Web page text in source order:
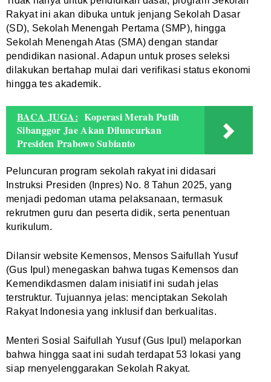
Rakyat ini akan dibuka untuk jenjang Sekolah Dasar
(SD), Sekolah Menengah Pertama (SMP), hingga
Sekolah Menengah Atas (SMA) dengan standar
pendidikan nasional. Adapun untuk proses seleksi
dilakukan bertahap mulai dari verifikasi status ekonomi
hingga tes akademik.
BACA JUGA: Koperasi Merah Putih
Sibanggor Jae Akan Diluncurkan
Presiden Prabowo Subianto
Peluncuran program sekolah rakyat ini didasari
Instruksi Presiden (Inpres) No. 8 Tahun 2025, yang
menjadi pedoman utama pelaksanaan, termasuk
rekrutmen guru dan peserta didik, serta penentuan
kurikulum.
Dilansir website Kemensos, Mensos Saifullah Yusuf
(Gus Ipul) menegaskan bahwa tugas Kemensos dan
Kemendikdasmen dalam inisiatif ini sudah jelas
terstruktur. Tujuannya jelas: menciptakan Sekolah
Rakyat Indonesia yang inklusif dan berkualitas.
Menteri Sosial Saifullah Yusuf (Gus lpul) melaporkan
bahwa hingga saat ini sudah terdapat 53 lokasi yang
siap rnenyelenggarakan Sekolah Rakyat.